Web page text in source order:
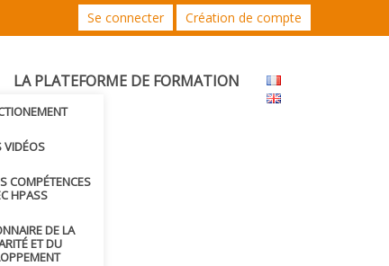
Se connecter Création de compte
LA PLATEFORME DE FORMATION
VIDÉOS
COMPÉTENCES
HPASS
DE LA
ET DU